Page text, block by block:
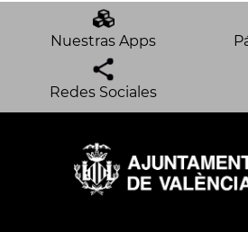
Nuestras Apps
Redes Sociales